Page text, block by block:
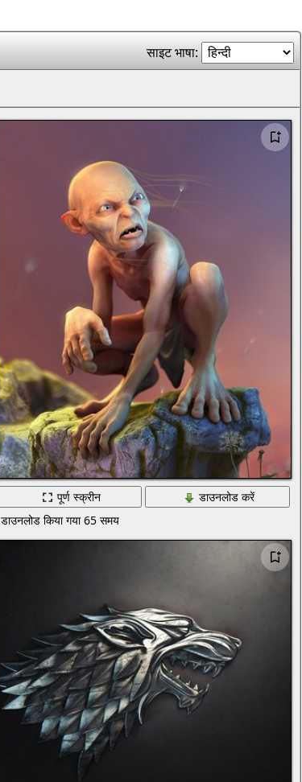
साइट भाषा:
पूर्ण स्क्रीन
डाउनलोड करें
डाउनलोड किया गया 65 समय